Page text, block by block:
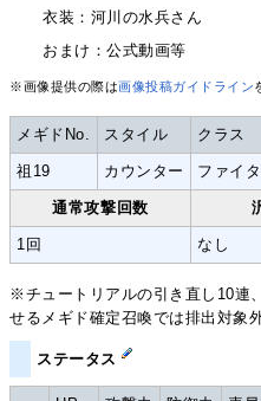
衣装：河川の水兵さん
おまけ：公式動画等
※画像提供の際は画像投稿ガイドライン
メギドNo. スタイル クラス
祖19 カウンター ファイ
通常攻撃回数
1回 なし
※チュートリアルの引き直し10連
せるメギド確定召喚では排出対象
ステータス